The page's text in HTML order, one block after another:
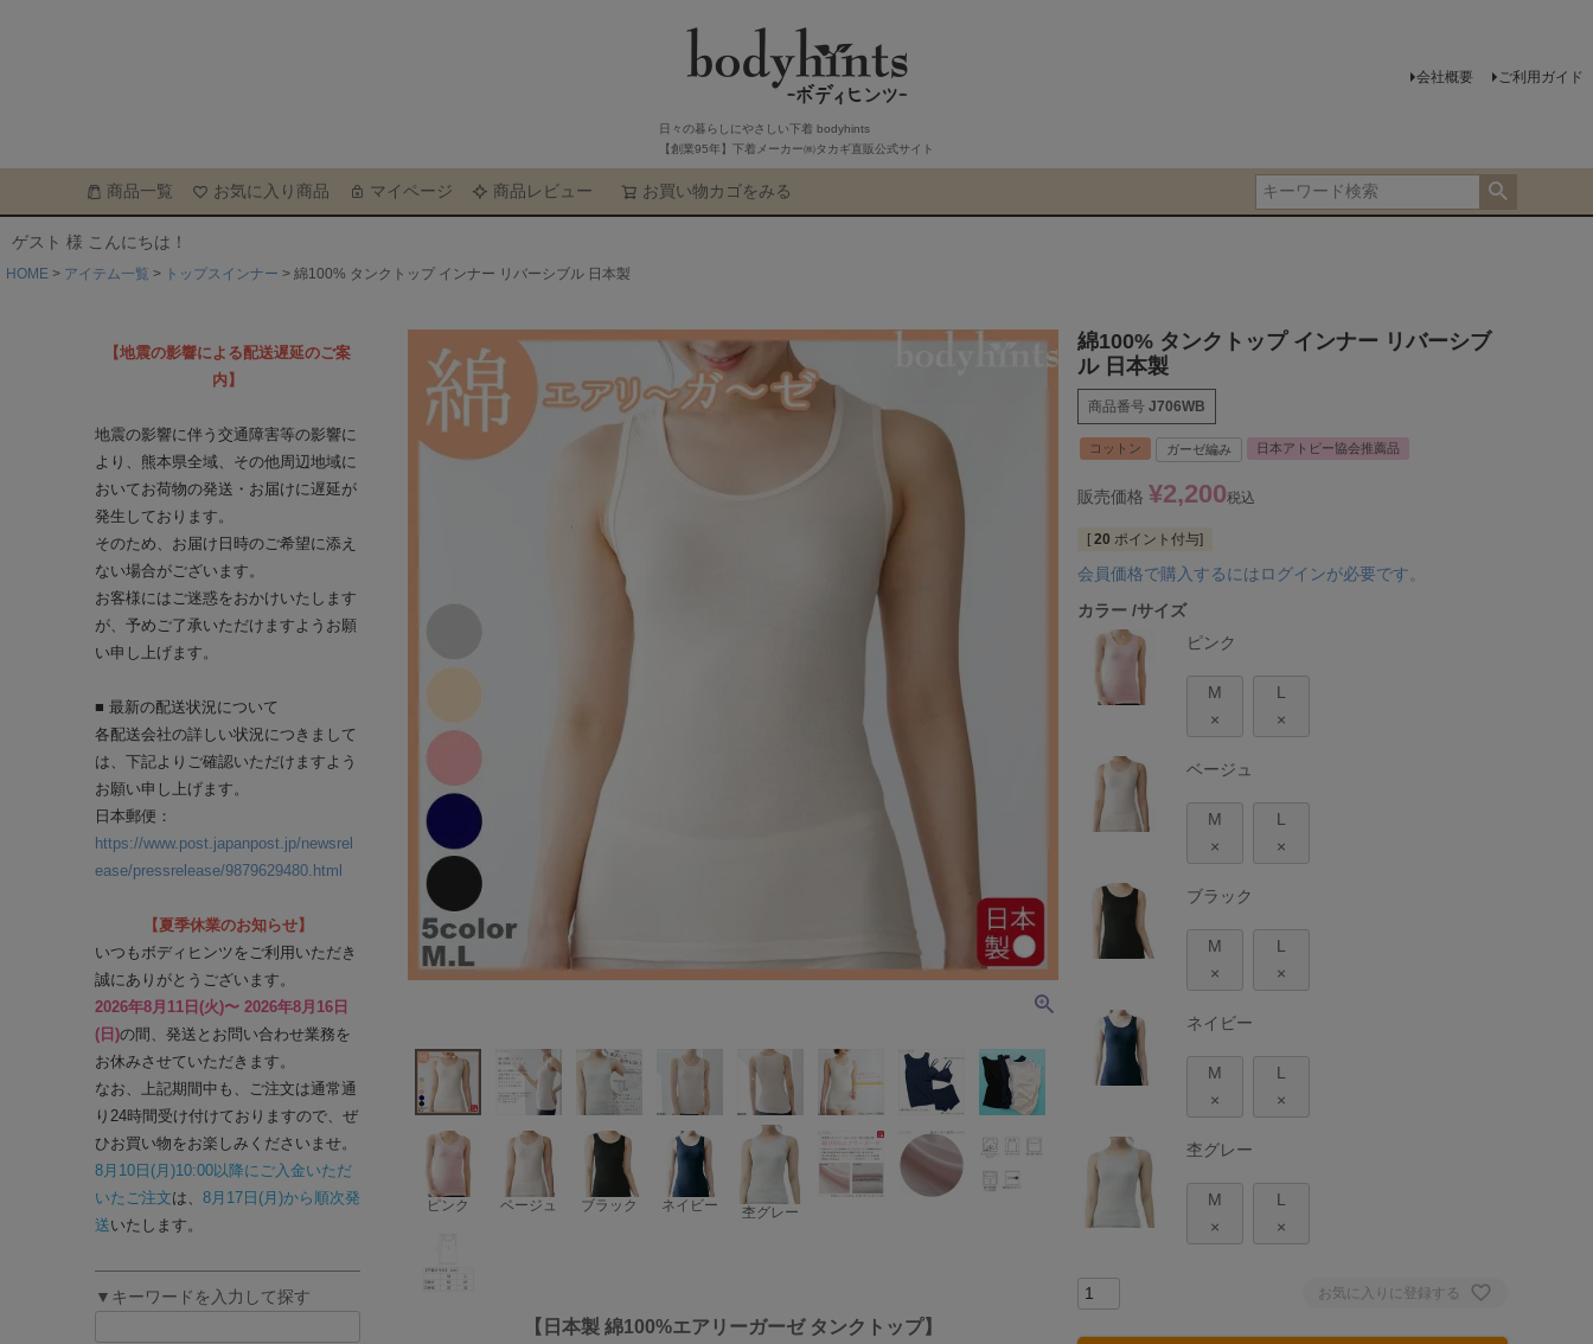
日々の暮らしにやさしい下着 bodyhints
【創業95年】下着メーカー㈱タカギ直販公式サイト
会社概要 ご利用ガイド
商品一覧 お気に入り商品 マイページ 商品レビュー お買い物カゴをみる
ゲスト 様 こんにちは！
HOME アイテム一覧 トップスインナー 綿100% タンクトップ インナー リバーシブル 日本製
【地震の影響による配送遅延のご案
内】
地震の影響に伴う交通障害等の影響に
より、熊本県全域、その他周辺地域に
おいてお荷物の発送・お届けに遅延が
発生しております。
そのため、お届け日時のご希望に添え
ない場合がございます。
お客様にはご迷惑をおかけいたします
が、予めご了承いただけますようお願
い申し上げます。
■ 最新の配送状況について
各配送会社の詳しい状況につきまして
は、下記よりご確認いただけますよう
お願い申し上げます。
日本郵便：
https://www.post.japanpost.jp/newsrel
ease/pressrelease/9879629480.html
【夏季休業のお知らせ】
いつもボディヒンツをご利用いただき
誠にありがとうございます。
2026年8月11日(火)〜 2026年8月16日
(日)の間、発送とお問い合わせ業務を
お休みさせていただきます。
なお、上記期間中も、ご注文は通常通
り24時間受け付けておりますので、ぜ
ひお買い物をお楽しみくださいませ。
8月10日(月)10:00以降にご入金いただ
いたご注文は、 8月17日(月)から順次発
送いたします。
▼キーワードを入力して探す
ピンク ベージュ ブラック ネイビー 杢グレー
【日本製 綿100%エアリーガーゼ タンクトップ】
綿100% タンクトップ インナー リバーシブ
ル 日本製
商品番号 J706WB
コットン ガーゼ編み 日本アトピー協会推薦品
販売価格 ¥2,200税込
[ 20 ポイント付与]
会員価格で購入するにはログインが必要です。
カラー サイズ
ピンク
M
×
L
×
ベージュ
M
×
L
×
ブラック
M
×
L
×
ネイビー
M
×
L
×
杢グレー
M
×
L
×
お気に入りに登録する